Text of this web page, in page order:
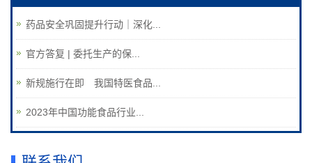
药品安全巩固提升行动｜深化...
官方答复 | 委托生产的保...
新规施行在即 我国特医食品...
2023年中国功能食品行业...